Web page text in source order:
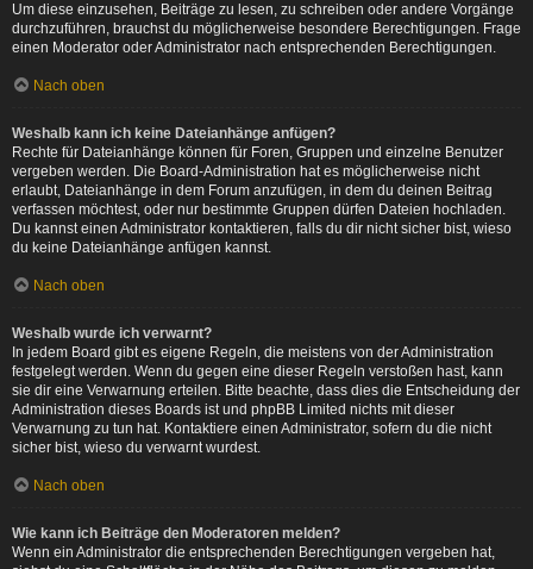
Um diese einzusehen, Beiträge zu lesen, zu schreiben oder andere Vorgänge
durchzuführen, brauchst du möglicherweise besondere Berechtigungen. Frage
einen Moderator oder Administrator nach entsprechenden Berechtigungen.
Nach oben
Weshalb kann ich keine Dateianhänge anfügen?
Rechte für Dateianhänge können für Foren, Gruppen und einzelne Benutzer
vergeben werden. Die Board-Administration hat es möglicherweise nicht
erlaubt, Dateianhänge in dem Forum anzufügen, in dem du deinen Beitrag
verfassen möchtest, oder nur bestimmte Gruppen dürfen Dateien hochladen.
Du kannst einen Administrator kontaktieren, falls du dir nicht sicher bist, wieso
du keine Dateianhänge anfügen kannst.
Nach oben
Weshalb wurde ich verwarnt?
In jedem Board gibt es eigene Regeln, die meistens von der Administration
festgelegt werden. Wenn du gegen eine dieser Regeln verstoßen hast, kann
sie dir eine Verwarnung erteilen. Bitte beachte, dass dies die Entscheidung der
Administration dieses Boards ist und phpBB Limited nichts mit dieser
Verwarnung zu tun hat. Kontaktiere einen Administrator, sofern du die nicht
sicher bist, wieso du verwarnt wurdest.
Nach oben
Wie kann ich Beiträge den Moderatoren melden?
Wenn ein Administrator die entsprechenden Berechtigungen vergeben hat,